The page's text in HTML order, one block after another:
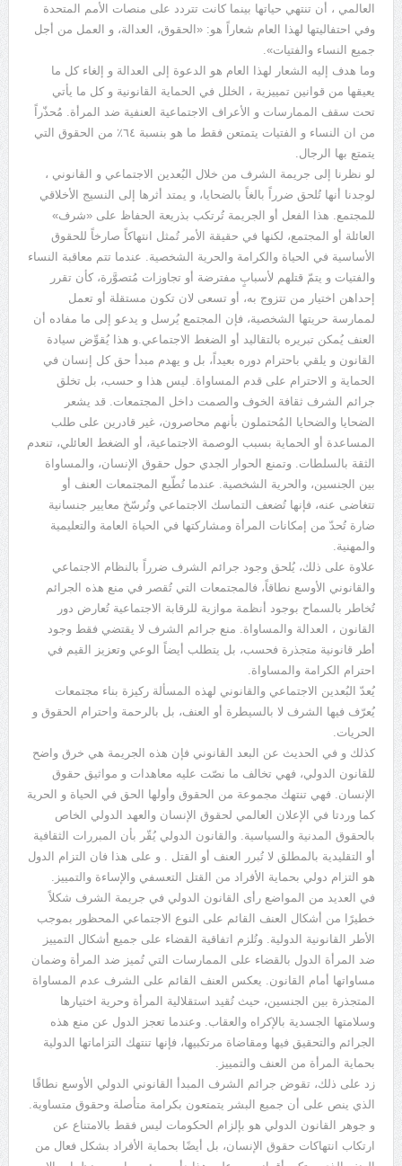
العالمي ، أن تنتهي حياتها بينما كانت تتردد على منصات الأمم المتحدة
وفي احتفاليتها لهذا العام شعاراً هو: «الحقوق، العدالة، و العمل من أجل
جميع النساء والفتيات».
وما هدف إليه الشعار لهذا العام هو الدعوة إلى العدالة و إلغاء كل ما
يعيقها من قوانين تمييزية ، الخلل في الحماية القانونية و كل ما يأتي
تحت سقف الممارسات و الأعراف الاجتماعية العنفية ضد المرأة. مُحذّراً
من ان النساء و الفتيات يتمتعن فقط ما هو بنسبة ٦٤٪؜ من الحقوق التي
يتمتع بها الرجال.
لو نظرنا إلى جريمة الشرف من خلال البُعدين الاجتماعي و القانوني ،
لوجدنا أنها تُلحق ضرراً بالغاً بالضحايا، و يمتد أثرها إلى النسيج الأخلاقي
للمجتمع. هذا الفعل أو الجريمة تُرتكب بذريعة الحفاظ على «شرف»
العائلة أو المجتمع، لكنها في حقيقة الأمر تُمثل انتهاكاً صارخاً للحقوق
الأساسية في الحياة والكرامة والحرية الشخصية. عندما تتم معاقبة النساء
والفتيات و يتمّ قتلهم لأسبابٍ مفترضة أو تجاوزات مُتصوَّرة، كأن تقرر
إحداهن اختيار من تتزوج به، أو تسعى لان تكون مستقلة أو تعمل
لممارسة حريتها الشخصية، فإن المجتمع يُرسل و يدعو إلى ما مفاده أن
العنف يُمكن تبريره بالتقاليد أو الضغط الاجتماعي.و هذا يُقوِّض سيادة
القانون و يلقي باحترام دوره بعيداً، بل و يهدم مبدأ حق كل إنسان في
الحماية و الاحترام على قدم المساواة. ليس هذا و حسب، بل تخلق
جرائم الشرف ثقافة الخوف والصمت داخل المجتمعات. قد يشعر
الضحايا والضحايا المُحتملون بأنهم محاصرون، غير قادرين على طلب
المساعدة أو الحماية بسبب الوصمة الاجتماعية، أو الضغط العائلي، تنعدم
الثقة بالسلطات. وتمنع الحوار الجدي حول حقوق الإنسان، والمساواة
بين الجنسين، والحرية الشخصية. عندما تُطّبع المجتمعات العنف أو
تتغاضى عنه، فإنها تُضعف التماسك الاجتماعي وتُرسّخ معايير جنسانية
ضارة تُحدّ من إمكانات المرأة ومشاركتها في الحياة العامة والتعليمية
والمهنية.
علاوة على ذلك، يُلحق وجود جرائم الشرف ضرراً بالنظام الاجتماعي
والقانوني الأوسع نطاقاً، فالمجتمعات التي تُقصر في منع هذه الجرائم
تُخاطر بالسماح بوجود أنظمة موازية للرقابة الاجتماعية تُعارض دور
القانون ، العدالة والمساواة. منع جرائم الشرف لا يقتضي فقط وجود
أطر قانونية متجذرة فحسب، بل يتطلب أيضاً الوعي وتعزيز القيم في
احترام الكرامة والمساواة.
يُعدّ البُعدين الاجتماعي والقانوني لهذه المسألة ركيزة بناء مجتمعات
يُعرّف فيها الشرف لا بالسيطرة أو العنف، بل بالرحمة واحترام الحقوق و
الحريات.
كذلك و في الحديث عن البعد القانوني فإن هذه الجريمة هي خرق واضح
للقانون الدولي، فهي تخالف ما نصّت عليه معاهدات و مواثيق حقوق
الإنسان. فهي تنتهك مجموعة من الحقوق وأولها الحق في الحياة و الحرية
كما وردتا في الإعلان العالمي لحقوق الإنسان والعهد الدولي الخاص
بالحقوق المدنية والسياسية. والقانون الدولي يُقّر بأن المبررات الثقافية
أو التقليدية بالمطلق لا تُبرر العنف أو القتل . و على هذا فان التزام الدول
هو التزام دولي بحماية الأفراد من القتل التعسفي والإساءة والتمييز.
في العديد من المواضع رأى القانون الدولي في جريمة الشرف شكلاً
خطيرًا من أشكال العنف القائم على النوع الاجتماعي المحظور بموجب
الأطر القانونية الدولية. وتُلزم اتفاقية القضاء على جميع أشكال التمييز
ضد المرأة الدول بالقضاء على الممارسات التي تُميز ضد المرأة وضمان
مساواتها أمام القانون. يعكس العنف القائم على الشرف عدم المساواة
المتجذرة بين الجنسين، حيث تُقيد استقلالية المرأة وحرية اختيارها
وسلامتها الجسدية بالإكراه والعقاب. وعندما تعجز الدول عن منع هذه
الجرائم والتحقيق فيها ومقاضاة مرتكبيها، فإنها تنتهك التزاماتها الدولية
بحماية المرأة من العنف والتمييز.
زد على ذلك، تقوض جرائم الشرف المبدأ القانوني الدولي الأوسع نطاقًا
الذي ينص على أن جميع البشر يتمتعون بكرامة متأصلة وحقوق متساوية.
و جوهر القانون الدولي هو بإلزام الحكومات ليس فقط بالامتناع عن
ارتكاب انتهاكات حقوق الإنسان، بل أيضًا بحماية الأفراد بشكل فعال من